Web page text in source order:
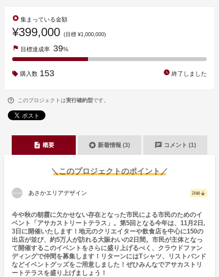
stars 集まっている金額
¥399,000 (目標 ¥1,000,000)
flag 目標達成率 39%
購入数 153 watch_later 終了しました
このプロジェクトは実行確約型です。
description 概要 stars 新着情報 (3) chat コメント (1)
＼このプロジェクトのポイント／
あさかエリアデザイン 詳細 arrow_downward
今や秋の朝霞に欠かせない存在となった市民による市民のためのイ
ベント「アサカストリートテラス」。第5回となる今年は、11月2日,
3日に開催いたします！地元のクリエイターや飲食店を中心に150の
出店が並び、約5万人が訪れる大賑わいの2日間。市民が主体となっ
て開催するこのイベントをさらに盛り上げるべく、クラウドファン
ディングで仲間を募集します！リターンにはTシャツ、リストバンド
などイベントグッズをご用意しました！ぜひみんなでアサカストリ
ートテラスを盛り上げましょう！